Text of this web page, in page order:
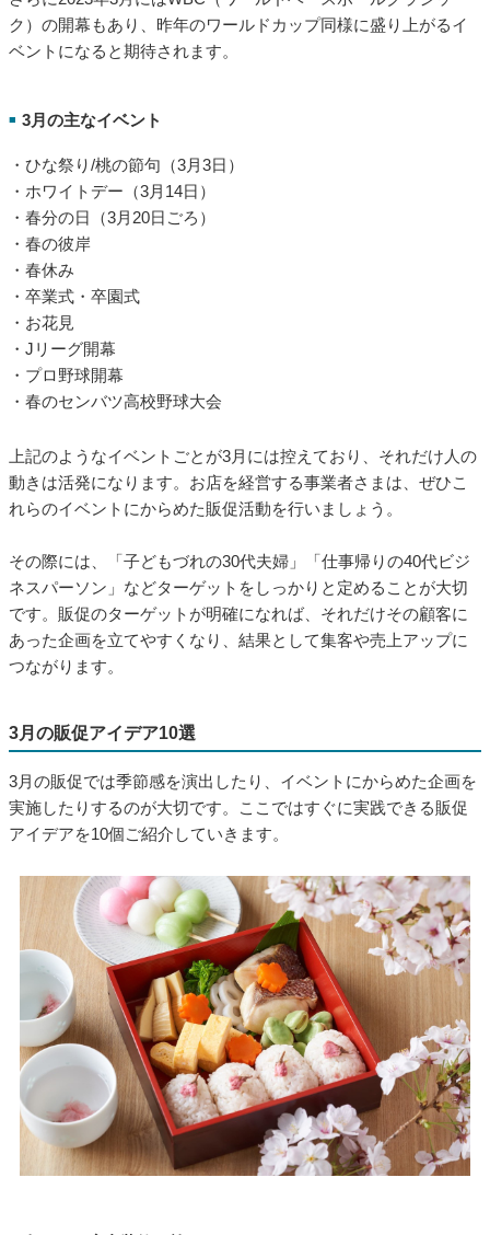
さらに3月下旬ごろになると花が色づき、桜も咲きはじめます。
行楽地や観光地では花見客で盛大ににぎわいます。ここ数年は
また、スポーツの分野も大いに盛り上がる時期であり、Jリーグ
やプロ野球が開幕しスタジアムには多くの観客が詰めかけま
す。春のセンバツ高校野球も3月に開催され、厳しい練習を積み
重ねてきた高校球児の熱い戦いが甲子園で繰り広げられます。
さらに2023年3月にはWBC（ワールドベースボールクラシッ
ク）の開幕もあり、昨年のワールドカップ同様に盛り上がるイ
ベントになると期待されます。
3月の主なイベント
・ひな祭り/桃の節句（3月3日）
・ホワイトデー（3月14日）
・春分の日（3月20日ごろ）
・春休み
・卒業式・卒園式
・お花見
・Jリーグ開幕
・プロ野球開幕
上記のようなイベントごとが3月には控えており、それだけ人の
動きは活発になります。お店を経営する事業者さまは、ぜひこ
れらのイベントにからめた販促活動を行いましょう。
ネスパーソン」などターゲットをしっかりと定めることが大切
です。販促のターゲットが明確になれば、それだけその顧客に
あった企画を立てやすくなり、結果として集客や売上アップに
つながります。
3月の販促アイデア10選
3月の販促では季節感を演出したり、イベントにからめた企画を
実施したりするのが大切です。ここではすぐに実践できる販促
アイデアを10個ご紹介していきます。